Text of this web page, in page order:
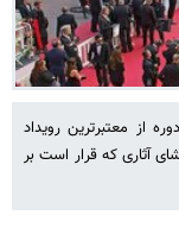
از معتبرترین رویداد
آثاری که قرار است بر